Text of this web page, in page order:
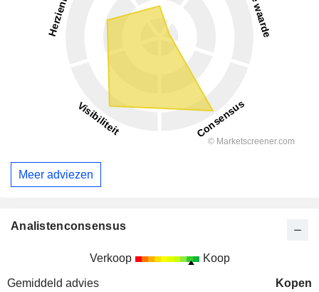
Meer adviezen
Analistenconsensus
Verkoop Koop
Gemiddeld advies
Kopen